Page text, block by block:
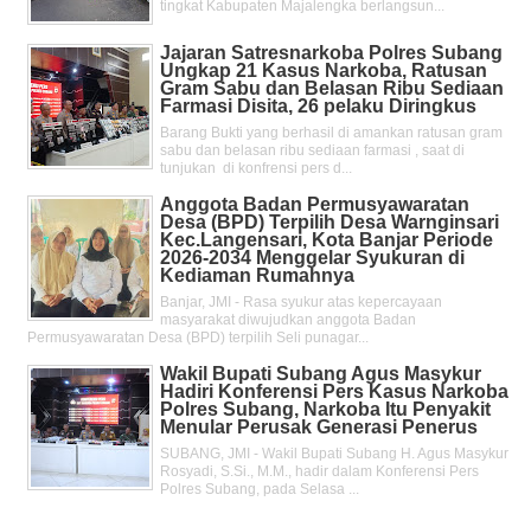
tingkat Kabupaten Majalengka berlangsun...
Jajaran Satresnarkoba Polres Subang
Ungkap 21 Kasus Narkoba, Ratusan
Gram Sabu dan Belasan Ribu Sediaan
Farmasi Disita, 26 pelaku Diringkus
Barang Bukti yang berhasil di amankan ratusan gram
sabu dan belasan ribu sediaan farmasi , saat di
tunjukan di konfrensi pers d...
Anggota Badan Permusyawaratan
Desa (BPD) Terpilih Desa Warnginsari
Kec.Langensari, Kota Banjar Periode
2026-2034 Menggelar Syukuran di
Kediaman Rumahnya
Banjar, JMI - Rasa syukur atas kepercayaan
masyarakat diwujudkan anggota Badan
Permusyawaratan Desa (BPD) terpilih Seli punagar...
Wakil Bupati Subang Agus Masykur
Hadiri Konferensi Pers Kasus Narkoba
Polres Subang, Narkoba Itu Penyakit
Menular Perusak Generasi Penerus
SUBANG, JMI - Wakil Bupati Subang H. Agus Masykur
Rosyadi, S.Si., M.M., hadir dalam Konferensi Pers
Polres Subang, pada Selasa ...